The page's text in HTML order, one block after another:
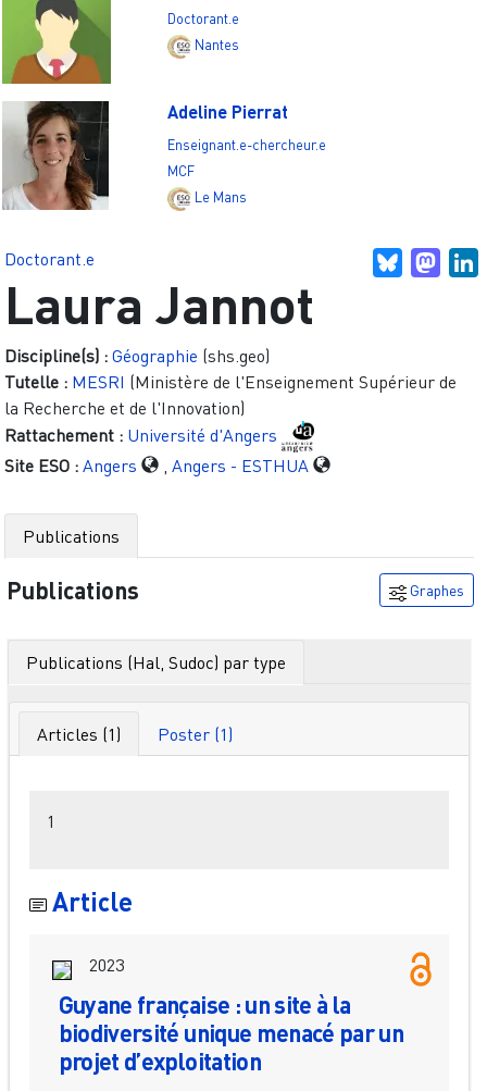
Doctorant.e
Nantes
Adeline Pierrat
Enseignant.e-chercheur.e
MCF
Le Mans
Bluesky
Doctorant.e
Laura Jannot
Discipline(s) : Géographie (shs.geo)
Tutelle : MESRI (Ministère de l'Enseignement Supérieur de
la Recherche et de l'Innovation)
Rattachement : Université d'Angers
Site ESO : Angers , Angers - ESTHUA
Publications
Publications Graphes
Publications (Hal, Sudoc) par type
Articles (1) Poster (1)
1
Article
2023
Guyane française : un site à la
biodiversité unique menacé par un
projet d’exploitation